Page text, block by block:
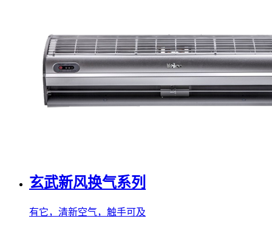
玄武新风换气系列
有它，清新空气，触手可及